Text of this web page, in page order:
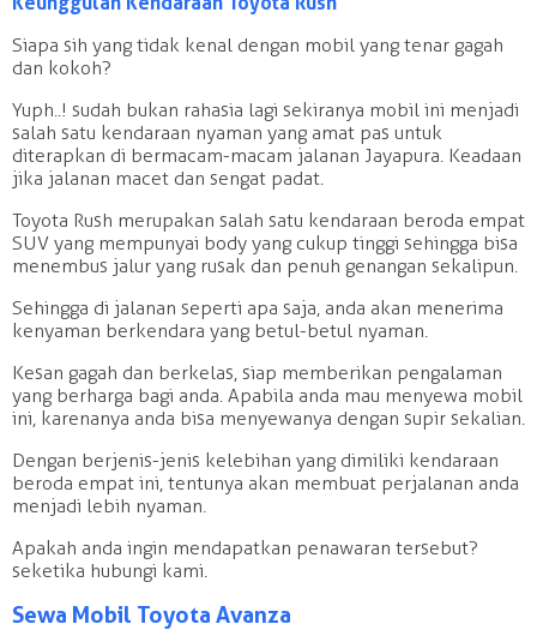
Siapa sih yang tidak kenal dengan mobil yang tenar gagah
dan kokoh?
Yuph..! sudah bukan rahasia lagi sekiranya mobil ini menjadi
salah satu kendaraan nyaman yang amat pas untuk
diterapkan di bermacam-macam jalanan Jayapura. Keadaan
jika jalanan macet dan sengat padat.
Toyota Rush merupakan salah satu kendaraan beroda empat
SUV yang mempunyai body yang cukup tinggi sehingga bisa
menembus jalur yang rusak dan penuh genangan sekalipun.
Sehingga di jalanan seperti apa saja, anda akan menerima
kenyaman berkendara yang betul-betul nyaman.
Kesan gagah dan berkelas, siap memberikan pengalaman
yang berharga bagi anda. Apabila anda mau menyewa mobil
ini, karenanya anda bisa menyewanya dengan supir sekalian.
Dengan berjenis-jenis kelebihan yang dimiliki kendaraan
beroda empat ini, tentunya akan membuat perjalanan anda
menjadi lebih nyaman.
Apakah anda ingin mendapatkan penawaran tersebut?
seketika hubungi kami.
Sewa Mobil Toyota Avanza